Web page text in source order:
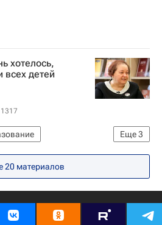
хотелось,
всех детей
1317
Еще3
Московская высшая школа социальных и экономических наук
навигатор
20 материалов